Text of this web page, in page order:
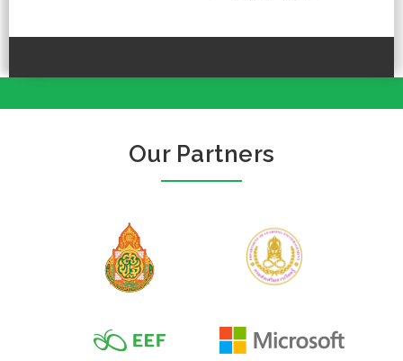
Our Partners